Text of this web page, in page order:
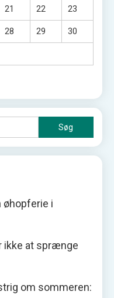
21 22 23
28 29 30
efter:
øhopferie i
ikke at sprænge
om sommeren: